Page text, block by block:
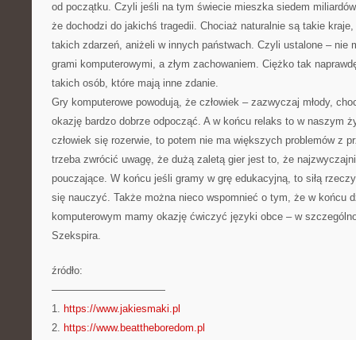
od początku. Czyli jeśli na tym świecie mieszka siedem
że dochodzi do jakichś tragedii. Chociaż naturalnie są takie
takich zdarzeń, aniżeli w innych państwach. Czyli ustalone – nie
grami komputerowymi, a złym zachowaniem. Ciężko tak
takich osób, które mają inne zdanie.
Gry komputerowe powodują, że człowiek – zazwyczaj młody,
okazję bardzo dobrze odpocząć. A w końcu relaks to w naszym
człowiek się rozerwie, to potem nie ma większych problemów z
trzeba zwrócić uwagę, że dużą zaletą gier jest to, że
pouczające. W końcu jeśli gramy w grę edukacyjną, to siłą
się nauczyć. Także można nieco wspomnieć o tym, że w końcu
komputerowym mamy okazję ćwiczyć języki obce – w
Szekspira.
źródło:
———————————
1. https://www.jakiesmaki.pl
2. https://www.beattheboredom.pl